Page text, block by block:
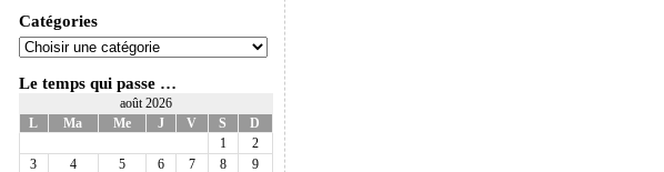
Catégories
Le temps qui passe …
août 2026
L
Ma Me J V S D
1
2
3
4 5 6 7 8
9